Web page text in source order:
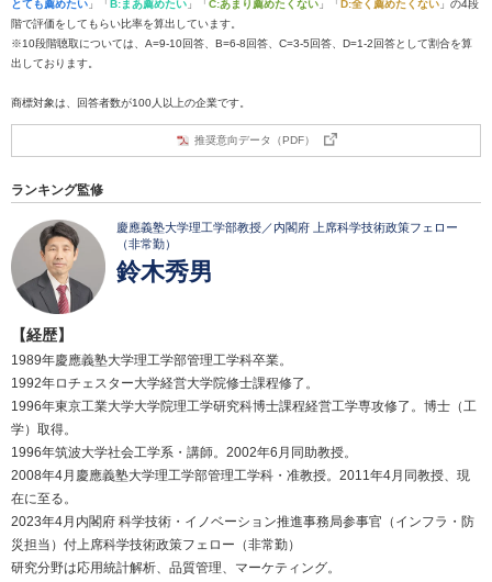
とても薦めたい 」「B:まあ薦めたい 」「C:あまり薦めたくない 」「D:全く薦めたくない 」の4段
階で評価をしてもらい比率を算出しています。
※10段階聴取については、A=9-10回答、B=6-8回答、C=3-5回答、D=1-2回答として割合を算
出しております。
商標対象は、回答者数が100人以上の企業です。
推奨意向データ（PDF）
ランキング監修
慶應義塾大学理工学部教授／内閣府 上席科学技術政策フェロー
（非常勤）
鈴木秀男
【経歴】
1989年慶應義塾大学理工学部管理工学科卒業。
1992年ロチェスター大学経営大学院修士課程修了。
1996年東京工業大学大学院理工学研究科博士課程経営工学専攻修了。博士（工
学）取得。
1996年筑波大学社会工学系・講師。2002年6月同助教授。
2008年4月慶應義塾大学理工学部管理工学科・准教授。2011年4月同教授、現
在に至る。
2023年4月内閣府 科学技術・イノベーション推進事務局参事官（インフラ・防
災担当）付上席科学技術政策フェロー（非常勤）
研究分野は応用統計解析、品質管理、マーケティング。